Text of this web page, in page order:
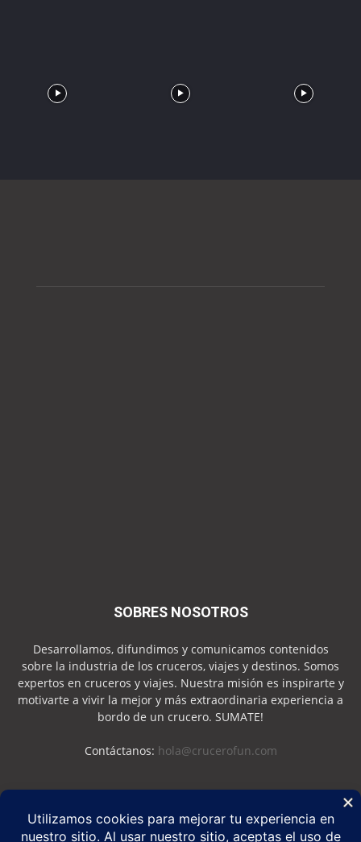
SOBRES NOSOTROS
Desarrollamos, difundimos y comunicamos contenidos
sobre la industria de los cruceros, viajes y destinos. Somos
expertos en cruceros y viajes. Nuestra misión es inspirarte y
motivarte a vivir la mejor y más extraordinaria experiencia a
bordo de un crucero. SUMATE!
Contáctanos: hola@crucerofun.com
SEGUINOS